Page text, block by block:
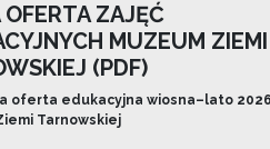
OFERTA ZAJĘĆ
MUZEUM ZIEMI
(PDF)
oferta edukacyjna wiosna–lato 2026
Tarnowskiej